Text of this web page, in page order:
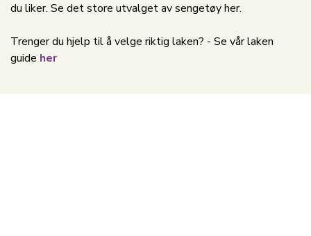
du liker. Se det store utvalget av sengetøy her.
Trenger du hjelp til å velge riktig laken? - Se vår laken
guide her